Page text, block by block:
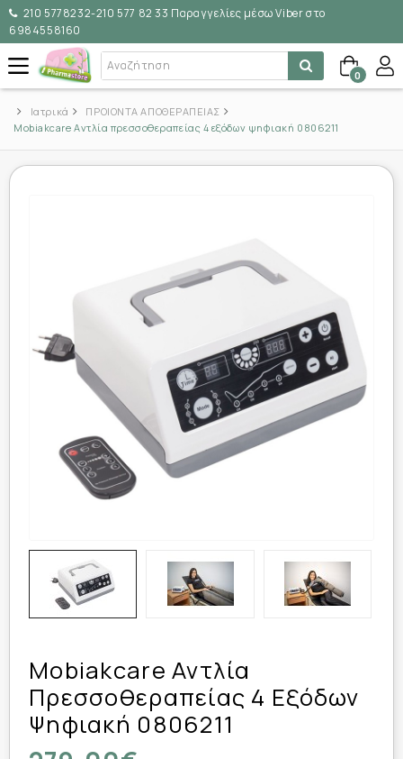
210 5778232-210 577 82 33 Παραγγελίες μέσω Viber στο
6984558160
0
Ιατρικά
ΠΡΟΙΟΝΤΑ ΑΠΟΘΕΡΑΠΕΙΑΣ
Mobiakcare Αντλία πρεσσοθεραπείας 4 εξόδων ψηφιακή 0806211
Mobiakcare Αντλία
Πρεσσοθεραπείας 4 Εξόδων
Ψηφιακή 0806211